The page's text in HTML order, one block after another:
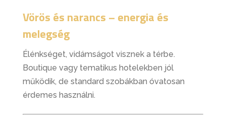
Vörös és narancs – energia és
melegség
Élénkséget, vidámságot visznek a térbe.
Boutique vagy tematikus hotelekben jól
működik, de standard szobákban óvatosan
érdemes használni.